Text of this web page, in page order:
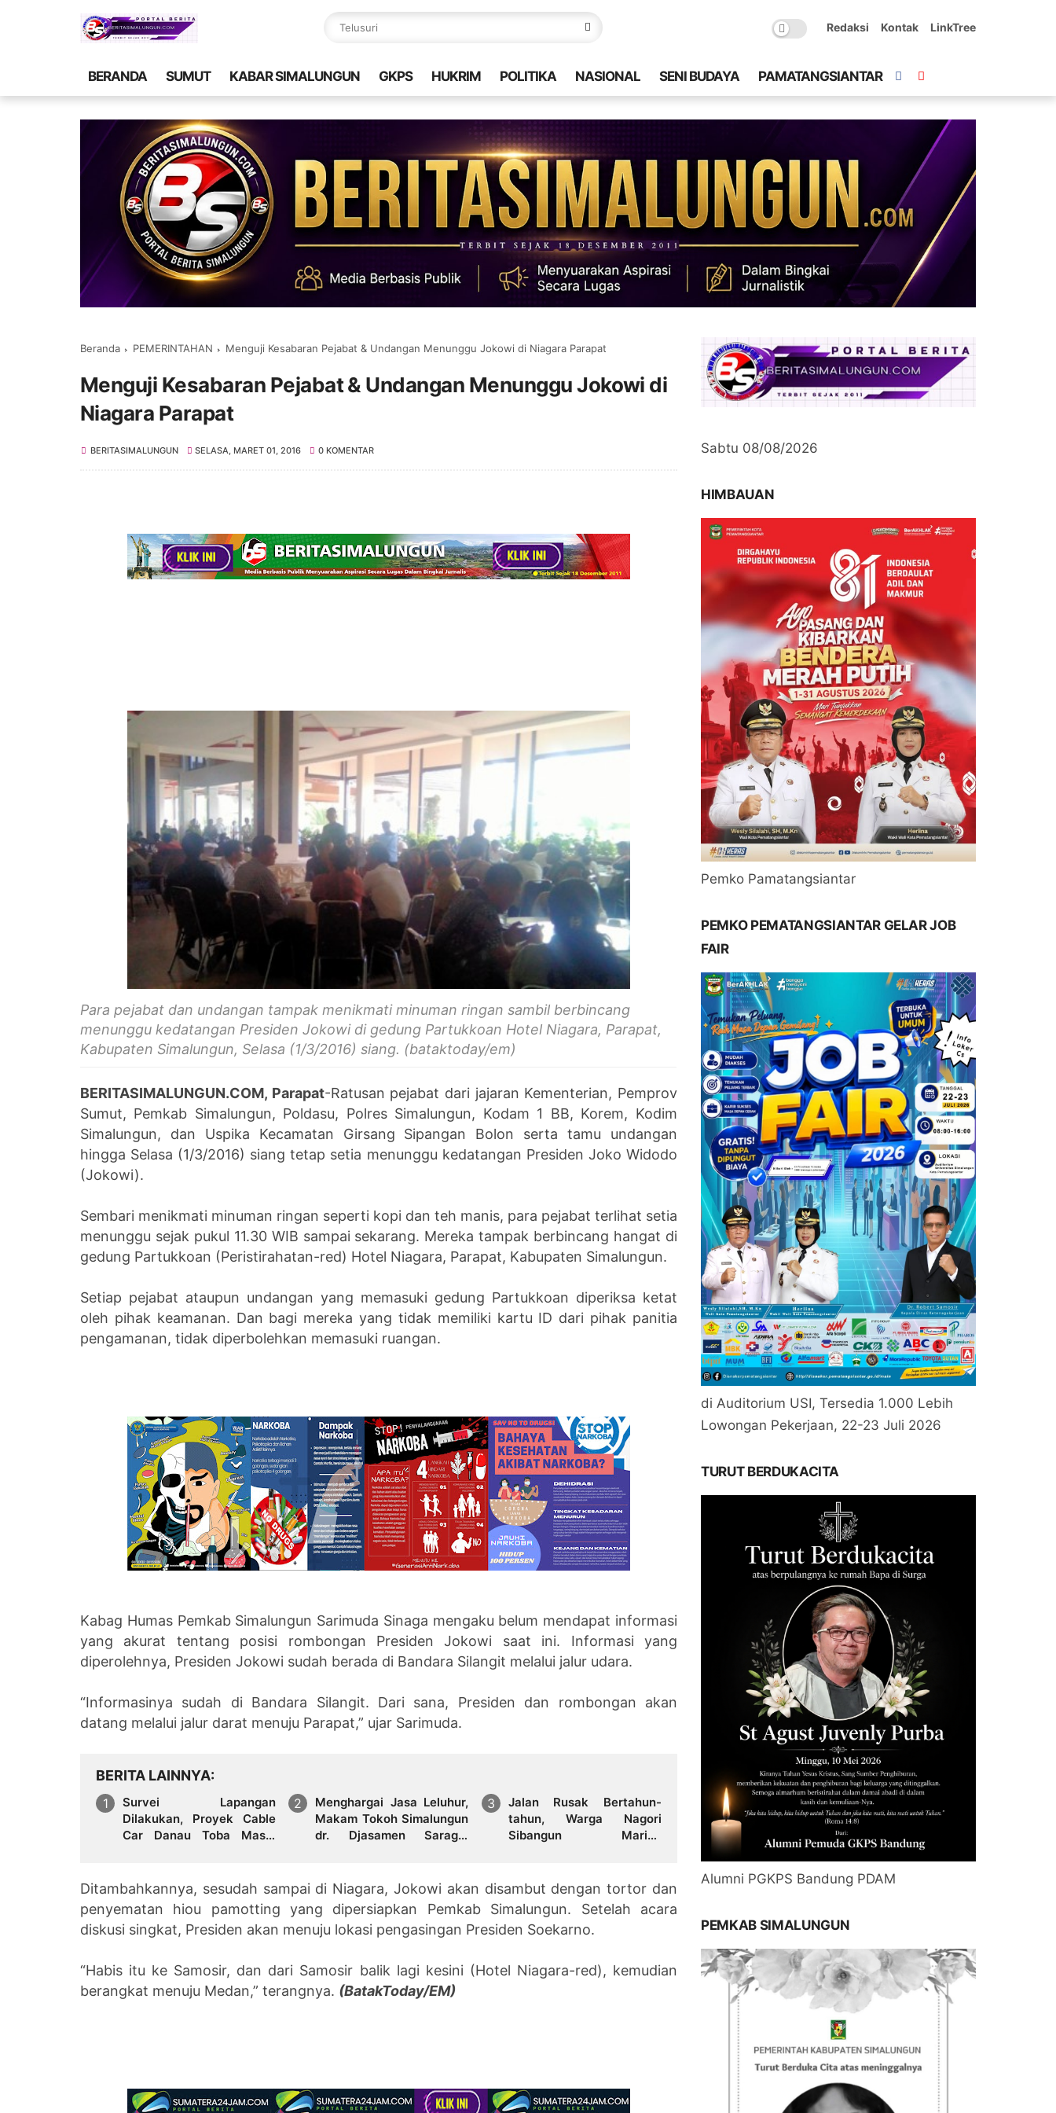
Redaksi Kontak LinkTree
BERANDA SUMUT KABAR SIMALUNGUN GKPS HUKRIM POLITIKA NASIONAL SENI BUDAYA PAMATANGSIANTAR
Beranda PEMERINTAHAN Menguji Kesabaran Pejabat & Undangan Menunggu Jokowi di Niagara Parapat
Menguji Kesabaran Pejabat & Undangan Menunggu Jokowi di
Niagara Parapat
BERITASIMALUNGUN SELASA, MARET 01, 2016 0 KOMENTAR
Para pejabat dan undangan tampak menikmati minuman ringan sambil berbincang
menunggu kedatangan Presiden Jokowi di gedung Partukkoan Hotel Niagara, Parapat,
Kabupaten Simalungun, Selasa (1/3/2016) siang. (bataktoday/em)
BERITASIMALUNGUN.COM, Parapat-Ratusan pejabat dari jajaran Kementerian, Pemprov
Sumut, Pemkab Simalungun, Poldasu, Polres Simalungun, Kodam 1 BB, Korem, Kodim
Simalungun, dan Uspika Kecamatan Girsang Sipangan Bolon serta tamu undangan
hingga Selasa (1/3/2016) siang tetap setia menunggu kedatangan Presiden Joko Widodo
(Jokowi).
Sembari menikmati minuman ringan seperti kopi dan teh manis, para pejabat terlihat setia
menunggu sejak pukul 11.30 WIB sampai sekarang. Mereka tampak berbincang hangat di
gedung Partukkoan (Peristirahatan-red) Hotel Niagara, Parapat, Kabupaten Simalungun.
Setiap pejabat ataupun undangan yang memasuki gedung Partukkoan diperiksa ketat
oleh pihak keamanan. Dan bagi mereka yang tidak memiliki kartu ID dari pihak panitia
pengamanan, tidak diperbolehkan memasuki ruangan.
Kabag Humas Pemkab Simalungun Sarimuda Sinaga mengaku belum mendapat informasi
yang akurat tentang posisi rombongan Presiden Jokowi saat ini. Informasi yang
diperolehnya, Presiden Jokowi sudah berada di Bandara Silangit melalui jalur udara.
“Informasinya sudah di Bandara Silangit. Dari sana, Presiden dan rombongan akan
datang melalui jalur darat menuju Parapat,” ujar Sarimuda.
BERITA LAINNYA
Survei Lapangan
Dilakukan, Proyek Cable
Car Danau Toba Masih
Menghargai Jasa Leluhur,
Makam Tokoh Simalungun
dr. Djasamen Saragih
Jalan Rusak Bertahun-
tahun, Warga Nagori
Sibangun Mariah
Menanti Kepedulian
Pemerintah
Ditambahkannya, sesudah sampai di Niagara, Jokowi akan disambut dengan tortor dan
penyematan hiou pamotting yang dipersiapkan Pemkab Simalungun. Setelah acara
diskusi singkat, Presiden akan menuju lokasi pengasingan Presiden Soekarno.
“Habis itu ke Samosir, dan dari Samosir balik lagi kesini (Hotel Niagara-red), kemudian
berangkat menuju Medan,” terangnya. (BatakToday/EM)
Sabtu 08/08/2026
HIMBAUAN
Pemko Pamatangsiantar
PEMKO PEMATANGSIANTAR GELAR JOB
FAIR
di Auditorium USI, Tersedia 1.000 Lebih
Lowongan Pekerjaan, 22-23 Juli 2026
TURUT BERDUKACITA
Alumni PGKPS Bandung PDAM
PEMKAB SIMALUNGUN